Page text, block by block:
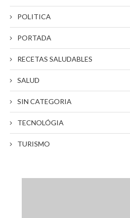
POLITICA
PORTADA
RECETAS SALUDABLES
SALUD
SIN CATEGORIA
TECNOLÓGIA
TURISMO